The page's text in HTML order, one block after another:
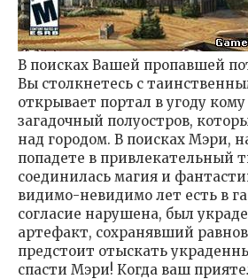
В поисках Вашей пропавшей
Вы столкнетесь с
открывает портал в угоду
загадочный полуостров,
над городом. В поисках Мэри,
попадете в привлекательный
соединилась магия и
видимо-невидимо лет есть в
согласие нарушена, был
артефакт, сохранявший
предстоит отыскать
спасти Мэри! Когда ваш